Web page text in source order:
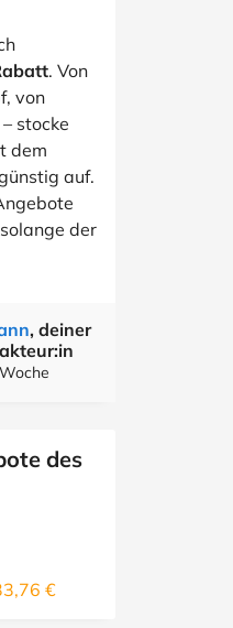
. Von
von
stocke
dem
auf.
der
, deiner
des
€